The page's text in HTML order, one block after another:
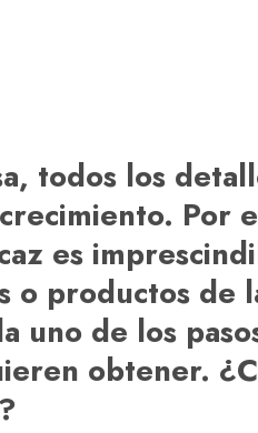
todos los
Por
es
o productos de
uno de los
obtener.